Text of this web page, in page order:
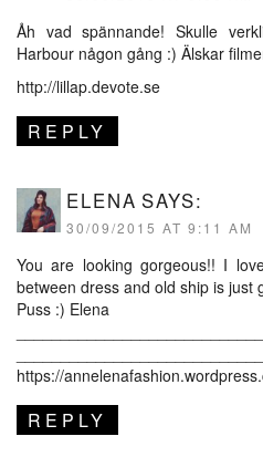
Åh vad spännande! Skulle
Harbour någon gång :) Älskar
http://lillap.devote.se
REPLY
ELENA SAYS:
30/09/2015 AT 9:11 AM
You are looking gorgeous!! I
between dress and old ship is just
Puss :) Elena
https://
REPLY